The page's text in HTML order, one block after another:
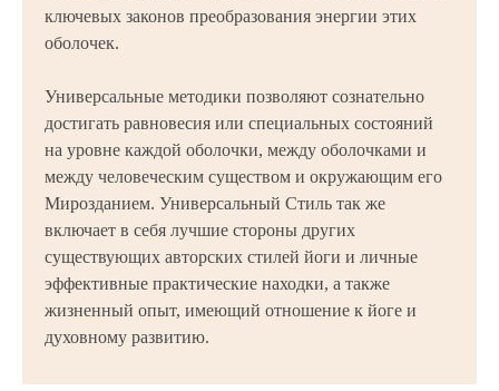
ключевых законов преобразования энергии этих
оболочек.
Универсальные методики позволяют сознательно
достигать равновесия или специальных состояний
на уровне каждой оболочки, между оболочками и
между человеческим существом и окружающим его
Мирозданием. Универсальный Стиль так же
включает в себя лучшие стороны других
существующих авторских стилей йоги и личные
эффективные практические находки, а также
жизненный опыт, имеющий отношение к йоге и
духовному развитию.